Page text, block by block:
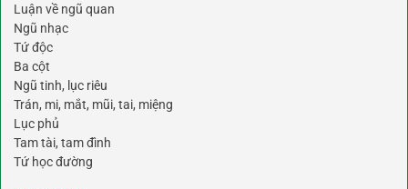
Luận về ngũ quan
Ngũ nhạc
Tứ độc
Ba cột
Ngũ tinh, lục riêu
Trán, mi, mắt, mũi, tai, miệng
Lục phủ
Tam tài, tam đình
Tứ học đường